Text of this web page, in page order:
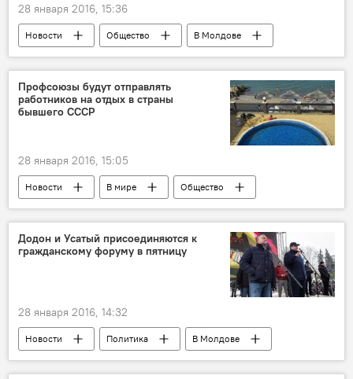
28 января 2016, 15:36
Новости Общество
В Молдове
Республика Молдова
Павел Филип
Таможенная служба
Налоговая инспекция
экономическая полиция
расследование
Профсоюзы будут отправлять
работников на отдых в страны
бывшего СССР
28 января 2016, 15:05
Новости В мире
Общество
Беларусь
выставка
сотрудничество
СССР
Додон и Усатый присоединяются к
гражданскому форуму в пятницу
28 января 2016, 14:32
Новости Политика
В Молдове
Республика Молдова
Игорь Додон